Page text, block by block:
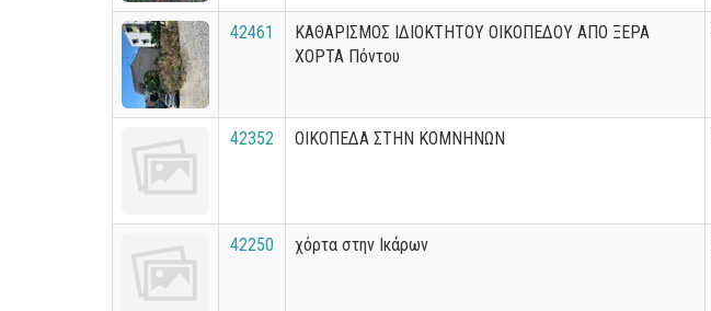
42461
ΚΑΘΑΡΙΣΜΟΣ ΙΔΙΟΚΤΗΤΟΥ ΟΙΚΟΠΕΔΟΥ ΑΠΟ ΞΕΡΑ
ΧΟΡΤΑ Πόντου
42352 ΟΙΚΟΠΕΔΑ ΣΤΗΝ ΚΟΜΝΗΝΩΝ
42250 χόρτα στην Ικάρων